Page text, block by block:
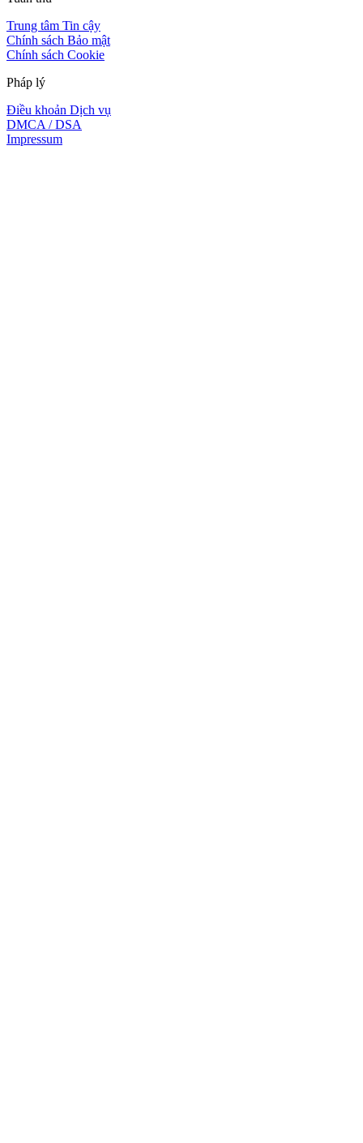
Trung tâm Tin cậy
Chính sách Bảo mật
Chính sách Cookie
Pháp lý
Điều khoản Dịch vụ
DMCA / DSA
Impressum